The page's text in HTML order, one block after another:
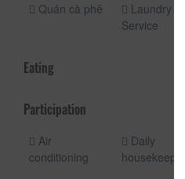
Quán cà phê
Laundry
Service
Eating
Participation
Air
conditioning
Daily
housekeeping